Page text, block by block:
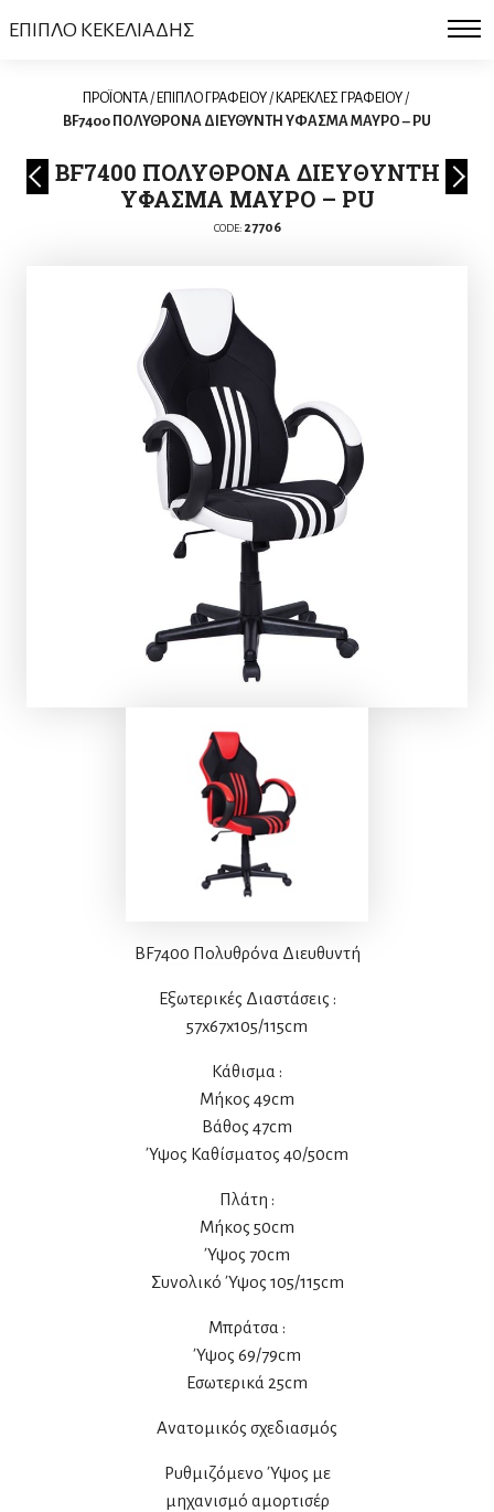
ΕΠΙΠΛΟ ΚΕΚΕΛΙΑΔΗΣ
ΠΡΟΪΟΝΤΑ / ΕΠΙΠΛΟ ΓΡΑΦΕΙΟΥ / ΚΑΡΕΚΛΕΣ ΓΡΑΦΕΙΟΥ /
BF7400 ΠΟΛΥΘΡΟΝΑ ΔΙΕΥΘΥΝΤΗ ΥΦΑΣΜΑ ΜΑΥΡΟ – PU
BF7400 ΠΟΛΥΘΡΟΝΑ ΔΙΕΥΘΥΝΤΗ
ΥΦΑΣΜΑ ΜΑΥΡΟ – PU
CODE: 27706
BF7400 Πολυθρόνα Διευθυντή
Εξωτερικές Διαστάσεις :
57x67x105/115cm
Κάθισμα :
Μήκος 49cm
Βάθος 47cm
Ύψος Καθίσματος 40/50cm
Πλάτη :
Μήκος 50cm
Ύψος 70cm
Συνολικό Ύψος 105/115cm
Μπράτσα :
Ύψος 69/79cm
Εσωτερικά 25cm
Ανατομικός σχεδιασμός
Ρυθμιζόμενο Ύψος με
μηχανισμό αμορτισέρ